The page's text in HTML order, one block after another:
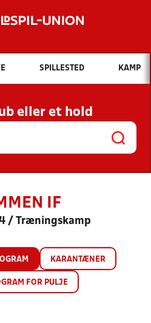
Hvad vil du søge efter?
INDHOLD OG NYHEDER
KLUBBER OG
HOLD
SPILLESTED KAMP
eller et hold
IF
4 / Træningskamp
KARANTÆNER
FOR PULJE